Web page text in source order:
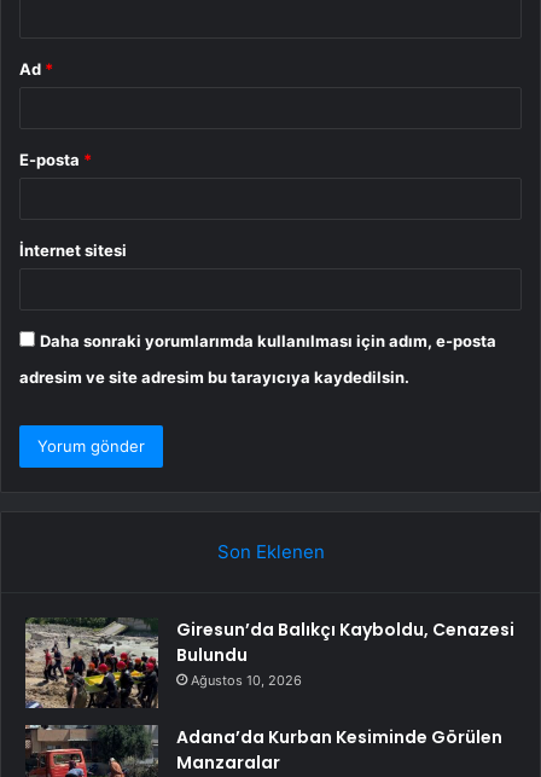
Ad *
E-posta *
İnternet sitesi
Daha sonraki yorumlarımda kullanılması için adım, e-posta
adresim ve site adresim bu tarayıcıya kaydedilsin.
Son Eklenen
Giresun’da Balıkçı Kayboldu, Cenazesi
Bulundu
Ağustos 10, 2026
Adana’da Kurban Kesiminde Görülen
Manzaralar